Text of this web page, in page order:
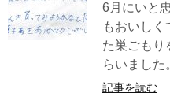
6月にいと
もおいしく
た巣ごもり
らいました
記事を読む